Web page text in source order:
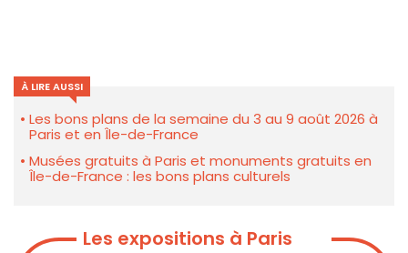
À LIRE AUSSI
Les bons plans de la semaine du 3 au 9 août 2026 à
Paris et en Île-de-France
Musées gratuits à Paris et monuments gratuits en
Île-de-France : les bons plans culturels
Les expositions à Paris